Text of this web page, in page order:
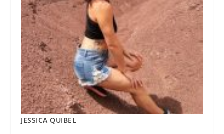
JESSICA QUIBEL